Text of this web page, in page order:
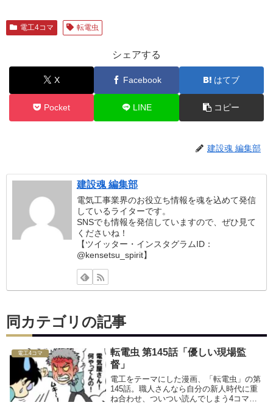
電工4コマ 転電虫
シェアする
X Facebook はてブ
Pocket LINE コピー
建設魂 編集部
建設魂 編集部
電気工事業界のお役立ち情報を魂を込めて発信
しているライターです。
SNSでも情報を発信していますので、ぜひ見て
くださいね！
【ツイッター・インスタグラムID：
@kensetsu_spirit】
同カテゴリの記事
電工4コマ
転電虫 第145話「優しい現場監
督」
電工をテーマにした漫画、「転電虫」の第
145話。職人さんなら自分の新人時代に重
ね合わせ、ついつい読んでしまう4コママ